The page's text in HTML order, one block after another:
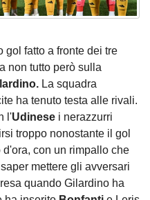
gol fatto a fronte dei tre
non tutto però sulla
La squadra
ha tenuto testa alle rivali.
l'Udinese i nerazzurri
troppo nonostante il gol
con un rimpallo che
mettere gli avversari
quando Gilardino ha